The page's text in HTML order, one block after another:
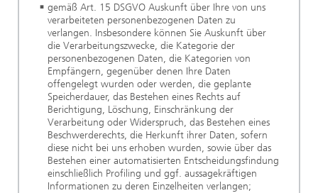
gemäß Art. 15 DSGVO Auskunft über Ihre von uns
verarbeiteten personenbezogenen Daten zu
verlangen. Insbesondere können Sie Auskunft über
die Verarbeitungszwecke, die Kategorie der
personenbezogenen Daten, die Kategorien von
Empfängern, gegenüber denen Ihre Daten
offengelegt wurden oder werden, die geplante
Speicherdauer, das Bestehen eines Rechts auf
Berichtigung, Löschung, Einschränkung der
Verarbeitung oder Widerspruch, das Bestehen eines
Beschwerderechts, die Herkunft ihrer Daten, sofern
diese nicht bei uns erhoben wurden, sowie über das
Bestehen einer automatisierten Entscheidungsfindung
einschließlich Profiling und ggf. aussagekräftigen
Informationen zu deren Einzelheiten verlangen;